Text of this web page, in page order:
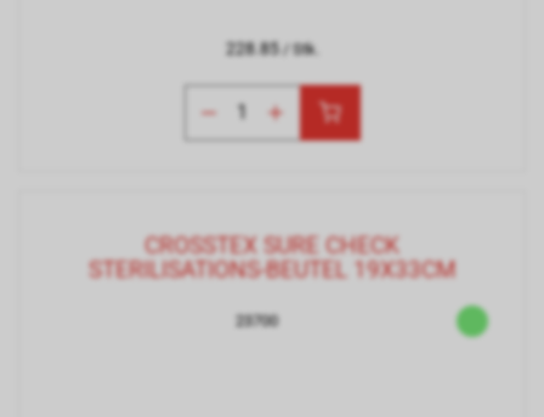
228.85/ Stk.
CROSSTEX SURE CHECK
STERILISATIONS-BEUTEL 19X33CM
23700